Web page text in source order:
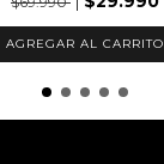
AGREGAR AL CARRITO